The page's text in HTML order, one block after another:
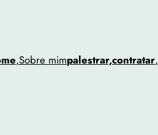
,Sobre mimpalestrar,contratar,